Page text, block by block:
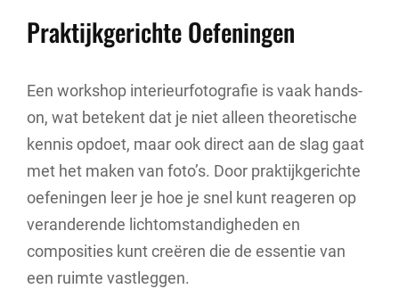
Praktijkgerichte Oefeningen
Een workshop interieurfotografie is vaak hands-
on, wat betekent dat je niet alleen theoretische
kennis opdoet, maar ook direct aan de slag gaat
met het maken van foto’s. Door praktijkgerichte
oefeningen leer je hoe je snel kunt reageren op
veranderende lichtomstandigheden en
composities kunt creëren die de essentie van
een ruimte vastleggen.